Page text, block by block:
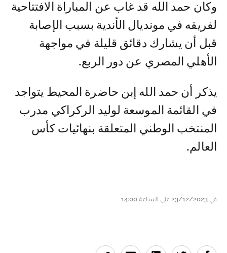
وكان حمد الله قد غاب عن المباراة الافتتاحية
لفريقه في مونديال الأندية بسبب الإصابة
قبل أن يشارك دقائق قليلة في مواجهة
الأهلي المصري عن دور الربع.
يذكر أن حمد الله إبن حاضرة المحيط يتواجد
في القائمة الموسعة لوليد الركراكي مدرب
المنتخب الوطني المتعلقة بنهائيات كأس
العالم.
في 23/12/2023 على الساعة 14:00